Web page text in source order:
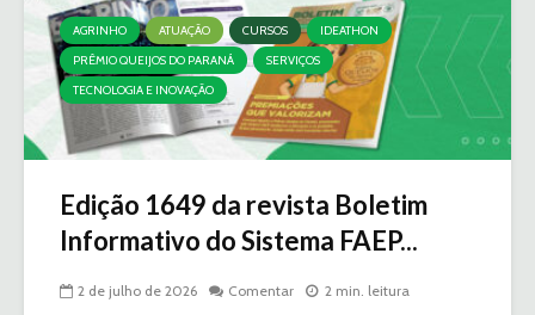
AGRINHO ATUAÇÃO CURSOS
IDEATHON
PRÊMIO QUEIJOS DO PARANÁ
SERVIÇOS
TECNOLOGIA E INOVAÇÃO
Edição 1649 da revista Boletim
Informativo do Sistema FAEP...
2 de julho de 2026 Comentar 2 min. leitura